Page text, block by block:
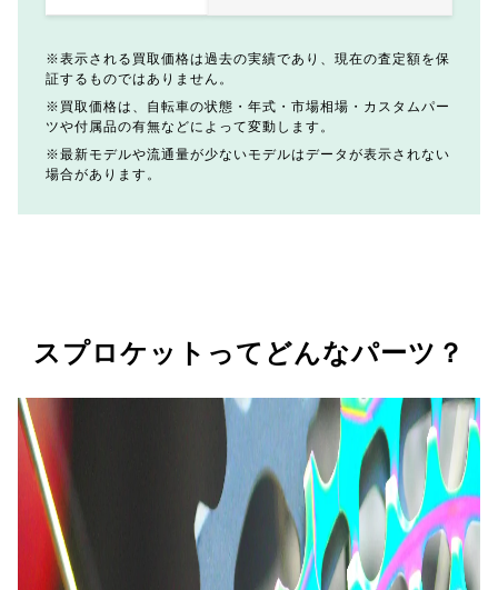
表示される買取価格は過去の実績であり、現在の査定額を保
証するものではありません。
買取価格は、自転車の状態・年式・市場相場・カスタムパー
ツや付属品の有無などによって変動します。
最新モデルや流通量が少ないモデルはデータが表示されない
場合があります。
スプロケットってどんなパーツ？